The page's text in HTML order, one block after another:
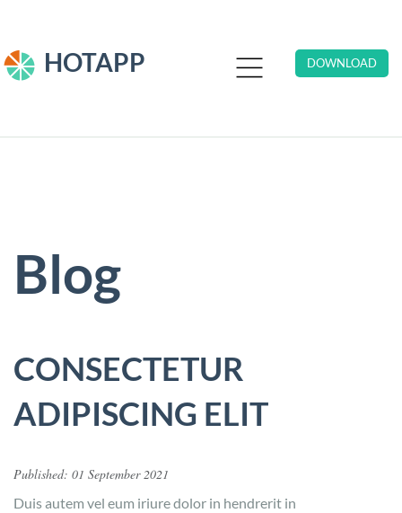
HOTAPP DOWNLOAD
Blog
CONSECTETUR
ADIPISCING ELIT
Published: 01 September 2021
Duis autem vel eum iriure dolor in hendrerit in